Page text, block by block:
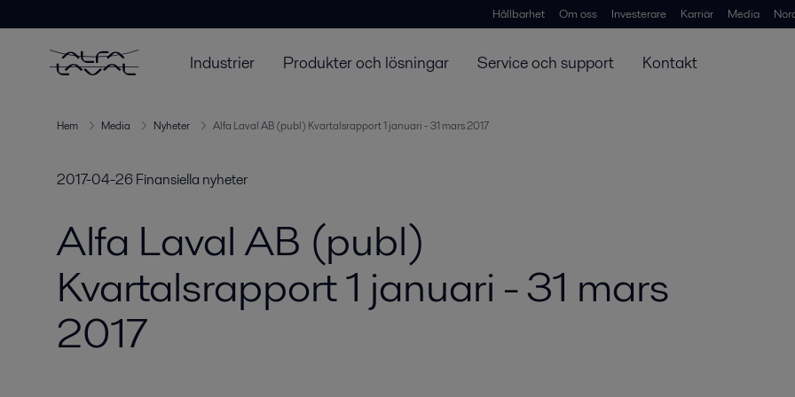
Hållbarhet Om oss Investerare Karriär Media
Industrier Produkter och lösningar Service och support Kontakt
Hem Media Nyheter Alfa Laval AB (publ) Kvartalsrapport 1 januari - 31 mars 2017
2017-04-26Finansiella nyheter
Alfa Laval AB (publ)
Kvartalsrapport 1 januari - 31 mars
2017